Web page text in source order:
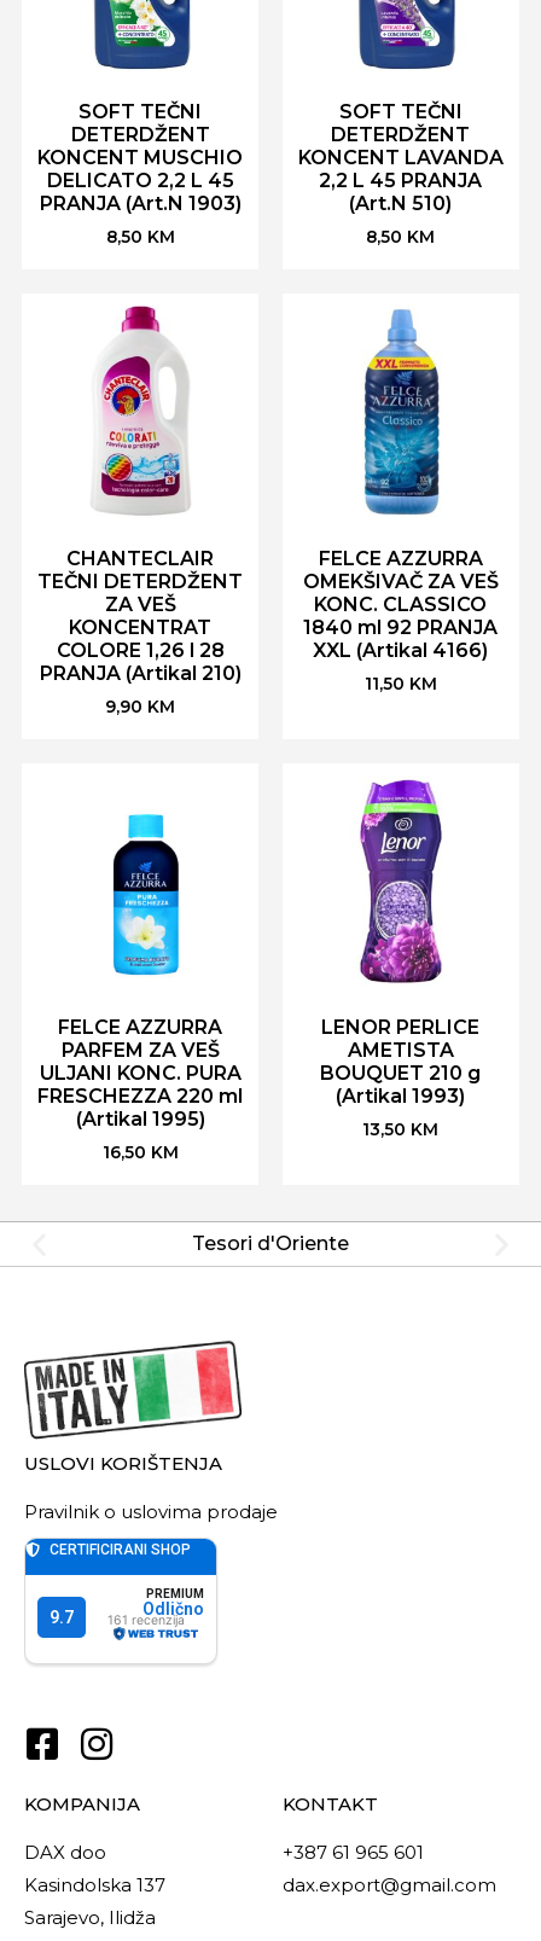
SOFT TEČNI
DETERDŽENT
KONCENT MUSCHIO
DELICATO 2,2 L 45
PRANJA (Art.N 1903)
8,50 KM
SOFT TEČNI
DETERDŽENT
KONCENT LAVANDA
2,2 L 45 PRANJA
(Art.N 510)
8,50 KM
CHANTECLAIR
TEČNI DETERDŽENT
ZA VEŠ
KONCENTRAT
COLORE 1,26 l 28
PRANJA (Artikal 210)
9,90 KM
FELCE AZZURRA
OMEKŠIVAČ ZA VEŠ
KONC. CLASSICO
1840 ml 92 PRANJA
XXL (Artikal 4166)
11,50 KM
FELCE AZZURRA
PARFEM ZA VEŠ
ULJANI KONC. PURA
FRESCHEZZA 220 ml
(Artikal 1995)
16,50 KM
LENOR PERLICE
AMETISTA
BOUQUET 210 g
(Artikal 1993)
13,50 KM
Tesori d'Oriente
USLOVI KORIŠTENJA
Pravilnik o uslovima prodaje
KOMPANIJA
DAX doo
Kasindolska 137
Sarajevo, Ilidža
KONTAKT
+387 61 965 601
dax.export@gmail.com